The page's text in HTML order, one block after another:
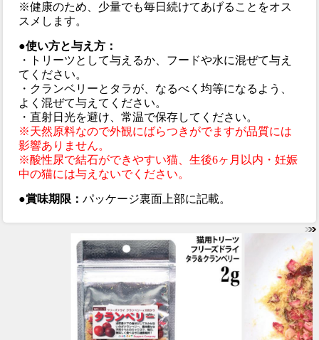
※健康のため、少量でも毎日続けてあげることをオス
スメします。
●使い方と与え方：
・トリーツとして与えるか、フードや水に混ぜて与え
てください。
・クランベリーとタラが、なるべく均等になるよう、
よく混ぜて与えてください。
・直射日光を避け、常温で保存してください。
※天然原料なので外観にばらつきがでますが品質には
影響ありません。
※酸性尿で結石ができやすい猫、生後6ヶ月以内・妊娠
中の猫には与えないでください。
●賞味期限：パッケージ裏面上部に記載。